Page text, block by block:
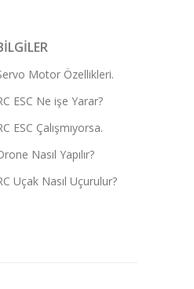
Motor Özellikleri.
ESC Ne işe Yarar?
ESC Çalışmıyorsa.
Nasıl Yapılır?
Uçak Nasıl Uçurulur?